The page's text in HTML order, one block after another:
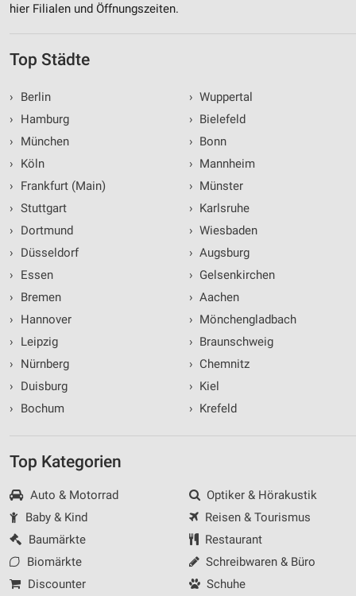
hier Filialen und Öffnungszeiten.
Top Städte
›
Berlin
›
Hamburg
›
München
›
Köln
›
Frankfurt (Main)
› Stuttgart
›
Dortmund
›
Düsseldorf
›
Essen
›
Bremen
›
Hannover
›
Leipzig
›
Nürnberg
›
Duisburg
›
Bochum
› Wuppertal
› Bielefeld
› Bonn
› Mannheim
› Münster
› Karlsruhe
› Wiesbaden
› Augsburg
› Gelsenkirchen
› Aachen
› Mönchengladbach
› Braunschweig
› Chemnitz
› Kiel
› Krefeld
Top Kategorien
Auto & Motorrad
Baby & Kind
Baumärkte
Biomärkte
Discounter
Optiker & Hörakustik
Reisen & Tourismus
Restaurant
Schreibwaren & Büro
Schuhe